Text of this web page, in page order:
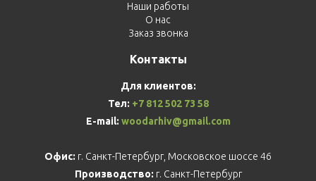
Наши работы
О нас
Заказ звонка
Контакты
Для клиентов:
Тел: +7 812 502 73 58
E-mail: woodarhiv@gmail.com
Офис: г. Санкт-Петербург, Московское шоссе 46
Производство: г. Санкт-Петербург